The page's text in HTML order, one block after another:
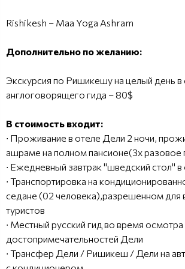
Rishikesh – Maa Yoga Ashram
Дополнительно по желанию:
Экскурсия по Ришикешу на целый день
англоговорящего гида – 80$
В стоимость входит:
∙ Проживание в отеле Дели 2 ночи,
ашраме на полном пансионе(3х разовое
∙ Ежедневный завтрак "шведский стол" в
∙ Транспортировка на
седане (02 человека),разрешенном для
туристов
∙ Местный русский гид во время осмотра
достопримечательностей Дели
∙ Трансфер Дели / Ришикеш / Дели на